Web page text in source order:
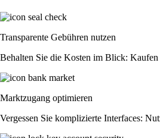
Transparente Gebühren nutzen
Behalten Sie die Kosten im Blick:
Marktzugang optimieren
Vergessen Sie komplizierte Interfaces: